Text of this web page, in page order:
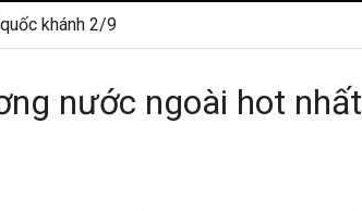
khánh 2/9
nước ngoài hot nhất